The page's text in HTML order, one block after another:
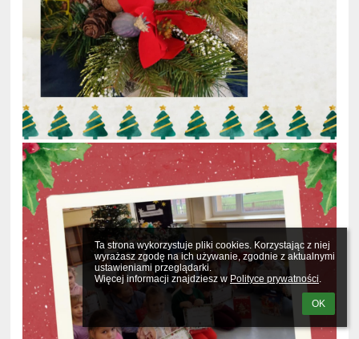
Ta strona wykorzystuje pliki cookies. Korzystając z niej
wyrażasz zgodę na ich używanie, zgodnie z aktualnymi
ustawieniami przeglądarki.
Więcej informacji znajdziesz w Polityce prywatności.
OK